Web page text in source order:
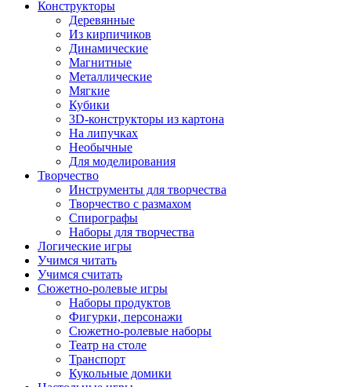
Конструкторы
Деревянные
Из кирпичиков
Динамические
Магнитные
Металлические
Мягкие
Кубики
3D-конструкторы из картона
На липучках
Необычные
Для моделирования
Творчество
Инструменты для творчества
Творчество с размахом
Спирографы
Наборы для творчества
Логические игры
Учимся читать
Учимся считать
Сюжетно-ролевые игры
Наборы продуктов
Фигурки, персонажи
Сюжетно-ролевые наборы
Театр на столе
Транспорт
Кукольные домики